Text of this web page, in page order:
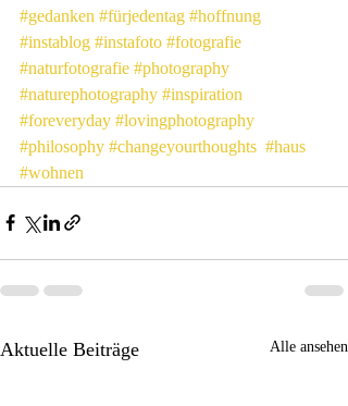
#gedanken #fürjedentag #hoffnung
#instablog #instafoto #fotografie
#naturfotografie #photography
#naturephotography #inspiration
#foreveryday #lovingphotography
#philosophy #changeyourthoughts #haus
#wohnen
Aktuelle Beiträge Alle ansehen